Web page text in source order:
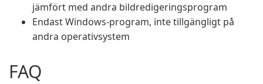
jämfört med andra bildredigeringsprogram
Endast Windows-program, inte tillgängligt på
andra operativsystem
FAQ